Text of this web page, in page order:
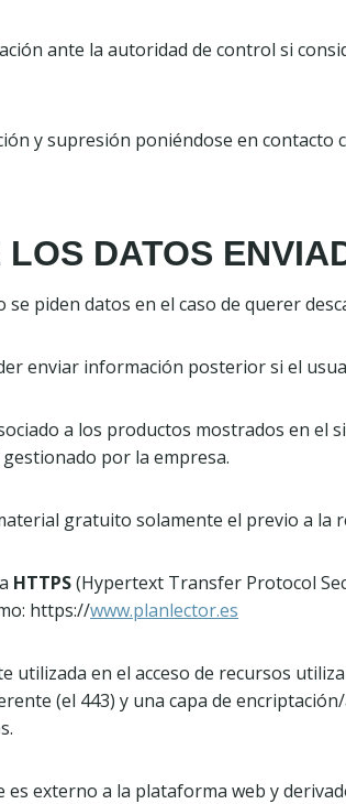
ante la autoridad de control si
y supresión poniéndose en contacto
DATOS
piden datos en el caso de querer
enviar información posterior si el
a los productos mostrados en el
por la empresa.
gratuito solamente el previo a la
HTTPS(Hypertext Transfer Protocol
https://www.planlector.es
en el acceso de recursos
(el 443) y una capa de
externo a la plataforma web y